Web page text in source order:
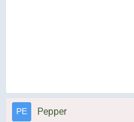
Pepper